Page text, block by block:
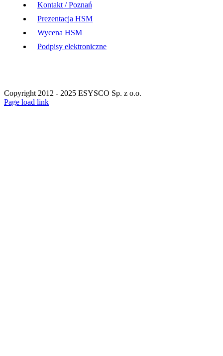
Kontakt / Poznań
Prezentacja HSM
Wycena HSM
Podpisy elektroniczne
Copyright 2012 - 2025 ESYSCO Sp. z o.o.
Facebook
X
Instagram
Pinterest
Page load link